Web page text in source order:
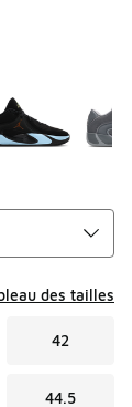
des tailles
42
44.5